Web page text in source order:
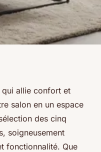
lecture
allie confort et
salon en un espace
des cinq
soigneusement
fonctionnalité. Que